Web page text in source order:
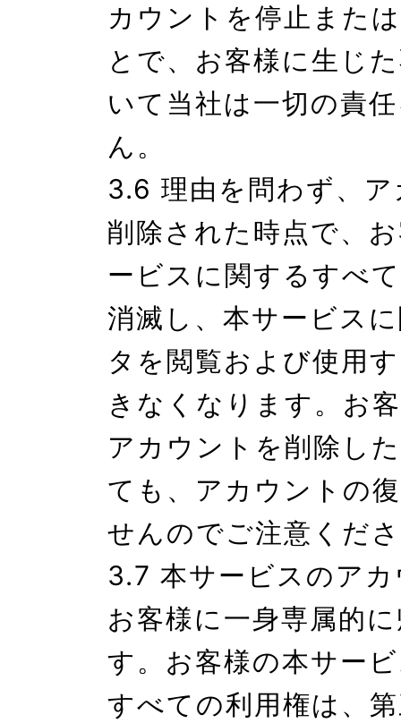
カウントを停止また
とで、お客様に生じ
いて当社は一切の責
ん。
3.6 理由を問わず、
削除された時点で、
ービスに関するすべ
消滅し、本サービス
タを閲覧および使用
きなくなります。お
アカウントを削除し
ても、アカウントの
せんのでご注意くだ
3.7 本サービスのア
お客様に一身専属的
す。お客様の本サー
すべての利用権は、